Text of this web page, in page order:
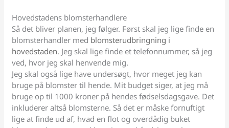
Hovedstadens blomsterhandlere
Så det bliver planen, jeg følger. Først skal jeg lige finde en
blomsterhandler med blomsterudbringning i
hovedstaden. Jeg skal lige finde et telefonnummer, så jeg
ved, hvor jeg skal henvende mig.
Jeg skal også lige have undersøgt, hvor meget jeg kan
bruge på blomster til hende. Mit budget siger, at jeg må
bruge op til 1000 kroner på hendes fødselsdagsgave. Det
inkluderer altså blomsterne. Så det er måske fornuftigt
lige at finde ud af, hvad en flot og overdådig buket